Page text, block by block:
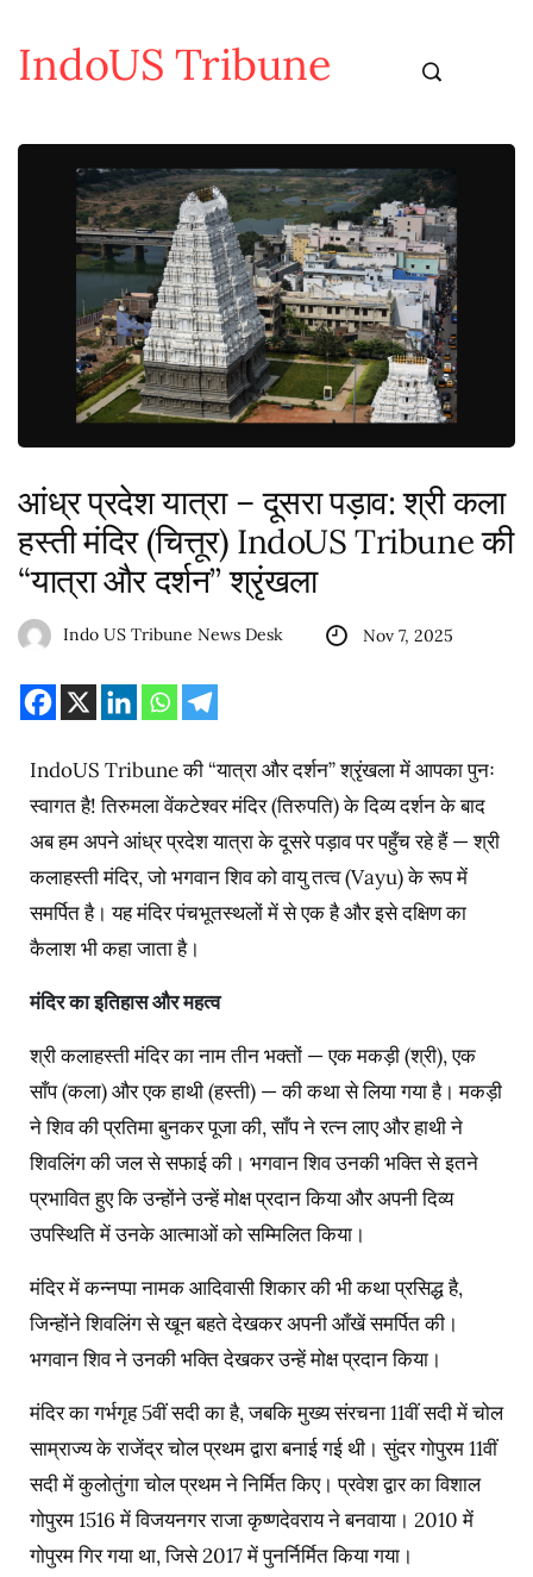
IndoUS Tribune
आंध्र प्रदेश यात्रा – दूसरा पड़ाव: श्री कला
हस्ती मंदिर (चित्तूर) IndoUS Tribune की
“यात्रा और दर्शन” श्रृंखला
Indo US Tribune News Desk Nov 7, 2025
IndoUS Tribune की “यात्रा और दर्शन” श्रृंखला में आपका पुनः
स्वागत है! तिरुमला वेंकटेश्वर मंदिर (तिरुपति) के दिव्य दर्शन के बाद
अब हम अपने आंध्र प्रदेश यात्रा के दूसरे पड़ाव पर पहुँच रहे हैं — श्री
कलाहस्ती मंदिर, जो भगवान शिव को वायु तत्व (Vayu) के रूप में
समर्पित है। यह मंदिर पंचभूतस्थलों में से एक है और इसे दक्षिण का
कैलाश भी कहा जाता है।
मंदिरकाइतिहासऔरमहत्व
श्री कलाहस्ती मंदिर का नाम तीन भक्तों — एक मकड़ी (श्री), एक
साँप (कला) और एक हाथी (हस्ती) — की कथा से लिया गया है। मकड़ी
ने शिव की प्रतिमा बुनकर पूजा की, साँप ने रत्न लाए और हाथी ने
शिवलिंग की जल से सफाई की। भगवान शिव उनकी भक्ति से इतने
प्रभावित हुए कि उन्होंने उन्हें मोक्ष प्रदान किया और अपनी दिव्य
उपस्थिति में उनके आत्माओं को सम्मिलित किया।
मंदिर में कन्नप्पा नामक आदिवासी शिकार की भी कथा प्रसिद्ध है,
जिन्होंने शिवलिंग से खून बहते देखकर अपनी आँखें समर्पित की।
भगवान शिव ने उनकी भक्ति देखकर उन्हें मोक्ष प्रदान किया।
मंदिर का गर्भगृह 5वीं सदी का है, जबकि मुख्य संरचना 11वीं सदी में चोल
साम्राज्य के राजेंद्र चोल प्रथम द्वारा बनाई गई थी। सुंदर गोपुरम 11वीं
सदी में कुलोतुंगा चोल प्रथम ने निर्मित किए। प्रवेश द्वार का विशाल
गोपुरम 1516 में विजयनगर राजा कृष्णदेवराय ने बनवाया। 2010 में
गोपुरम गिर गया था, जिसे 2017 में पुनर्निर्मित किया गया।